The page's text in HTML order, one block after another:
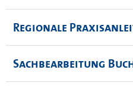
Regionale
Sachbearbeitung